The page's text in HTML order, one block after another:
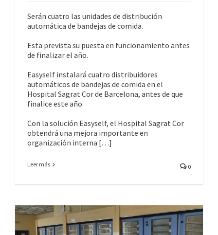
Serán cuatro las unidades de distribución
automática de bandejas de comida.
Esta prevista su puesta en funcionamiento antes
de finalizar el año.
Easyself instalará cuatro distribuidores
automáticos de bandejas de comida en el
Hospital Sagrat Cor de Barcelona, antes de que
finalice este año.
Con la solución Easyself, el Hospital Sagrat Cor
obtendrá una mejora importante en
organización interna […]
Leer más 0